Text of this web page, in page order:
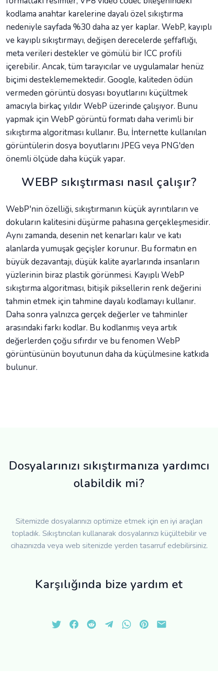
kodlama anahtar karelerine dayalı özel sıkıştırma
nedeniyle sayfada %30 daha az yer kaplar. WebP, kayıplı
ve kayıplı sıkıştırmayı, değişen derecelerde şeffaflığı,
meta verileri destekler ve gömülü bir ICC profili
içerebilir. Ancak, tüm tarayıcılar ve uygulamalar henüz
biçimi desteklememektedir. Google, kaliteden ödün
vermeden görüntü dosyası boyutlarını küçültmek
amacıyla birkaç yıldır WebP üzerinde çalışıyor. Bunu
yapmak için WebP görüntü formatı daha verimli bir
sıkıştırma algoritması kullanır. Bu, İnternette kullanılan
görüntülerin dosya boyutlarını JPEG veya PNG'den
önemli ölçüde daha küçük yapar.
WEBP sıkıştırması nasıl çalışır?
WebP'nin özelliği, sıkıştırmanın küçük ayrıntıların ve
dokuların kalitesini düşürme pahasına gerçekleşmesidir.
Aynı zamanda, desenin net kenarları kalır ve katı
alanlarda yumuşak geçişler korunur. Bu formatın en
büyük dezavantajı, düşük kalite ayarlarında insanların
yüzlerinin biraz plastik görünmesi. Kayıplı WebP
sıkıştırma algoritması, bitişik piksellerin renk değerini
tahmin etmek için tahmine dayalı kodlamayı kullanır.
Daha sonra yalnızca gerçek değerler ve tahminler
arasındaki farkı kodlar. Bu kodlanmış veya artık
değerlerden çoğu sıfırdır ve bu fenomen WebP
görüntüsünün boyutunun daha da küçülmesine katkıda
bulunur.
Dosyalarınızı sıkıştırmanıza yardımcı
olabildik mi?
Sitemizde dosyalarınızı optimize etmek için en iyi araçları
topladık. Sıkıştırıcıları kullanarak dosyalarınızı küçültebilir ve
cihazınızda veya web sitenizde yerden tasarruf edebilirsiniz.
Karşılığında bize yardım et